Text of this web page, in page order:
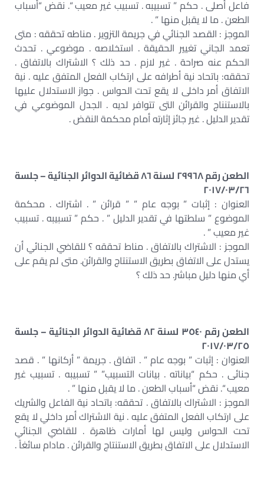
فاعل أصلى . حكم ” تسبيبه . تسبيب غير معيب “. نقض “أسباب
الطعن . ما لا يقبل منها ” .
الموجز : القصد الجنائي في جريمة التزوير . مناطه تحققه : متى
تعمد الجاني تغيير الحقيقة . استخلاصه . موضوعي . تحدث
الحكم عنه صراحة . غير لازم . حد ذلك ؟ الاشتراك بالاتفاق .
تحققه: باتحاد نية أطرافه على ارتكاب الفعل المتفق عليه . نية
الاتفاق أمر داخلى لا يقع تحت الحواس . جواز الاستدلال عليها
بالاستنناج والقرائن التى تتوافر لديه . الجدل الموضوعي في
تقدير الدليل . غير جائز إثارته أمام محكمة النقض .
الطعن رقم ٢٩٩٦٨ لسنة ٨٦ قضائية الدوائر الجنائية – جلسة
٢٠١٧/٠٣/٢٦
العنوان : إثبات ” بوجه عام ” ” قرائن ” . اشتراك . محكمة
الموضوع ” سلطتها في تقدير الدليل ” . حكم ” تسبيبه . تسبيب
غير معيب ” .
الموجز : الاشتراك بالاتفاق . مناط تحققه ؟ للقاضي الجنائي أن
يستدل على الاتفاق بطريق الاستنتاج والقرائن. متى لم يقم على
أي منها دليل مباشر. حد ذلك ؟
الطعن رقم ٣٥٤٠ لسنة ٨٢ قضائية الدوائر الجنائية – جلسة
٢٠١٧/٠٣/٢٥
العنوان : إثبات ” بوجه عام ” . اتفاق . جريمة ” أركانها ” . قصد
جنائى . حكم “بياناته . بيانات التسبيب” ” تسبيبه . تسبيب غير
معيب “. نقض “أسباب الطعن . ما لا يقبل منها ” .
الموجز : الاشتراك بالاتفاق . تحققه: باتحاد نية الفاعل والشريك
على ارتكاب الفعل المتفق عليه . نية الاشتراك أمر داخلي لا يقع
تحت الحواس وليس لها أمارات ظاهرة . للقاضي الجنائي
الاستدلال على الاتفاق بطريق الاستنتاج والقرائن . مادام سائغاً .